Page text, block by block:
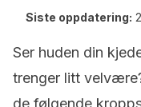
Siste oppdatering:
Ser huden din
trenger litt
de følgende